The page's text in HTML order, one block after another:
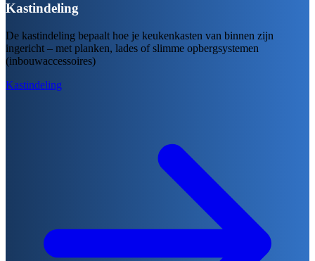
Kastindeling
De kastindeling bepaalt hoe je keukenkasten van binnen zijn
ingericht – met planken, lades of slimme opbergsystemen
(inbouwaccessoires)
Kastindeling